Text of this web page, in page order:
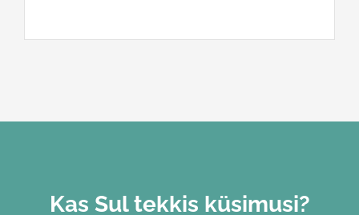
Kas Sul tekkis küsimusi?